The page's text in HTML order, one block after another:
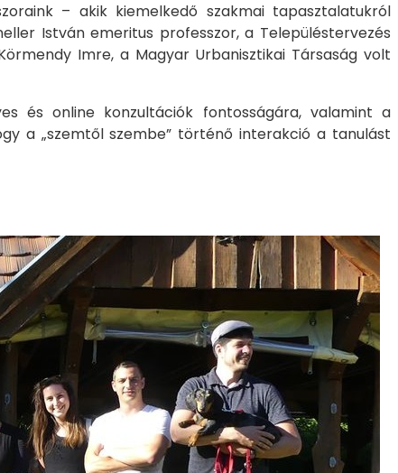
– akik kiemelkedő szakmai tapasztalatukról
István emeritus professzor, a Településtervezés
Imre, a Magyar Urbanisztikai Társaság volt
és online konzultációk fontosságára, valamint a
a „szemtől szembe” történő interakció a tanulást